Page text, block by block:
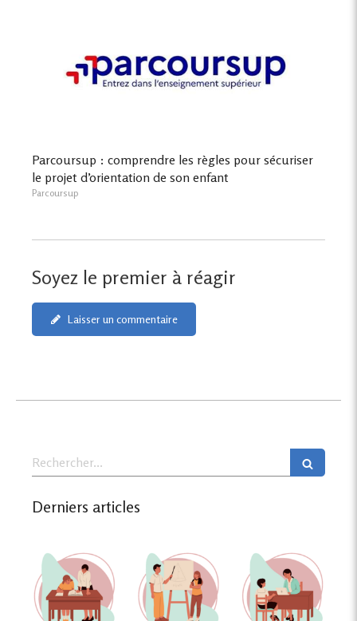
Parcoursup : comprendre les règles pour sécuriser
le projet d’orientation de son enfant
Parcoursup
Soyez le premier à réagir
Laisser un commentaire
Rechercher
Derniers articles